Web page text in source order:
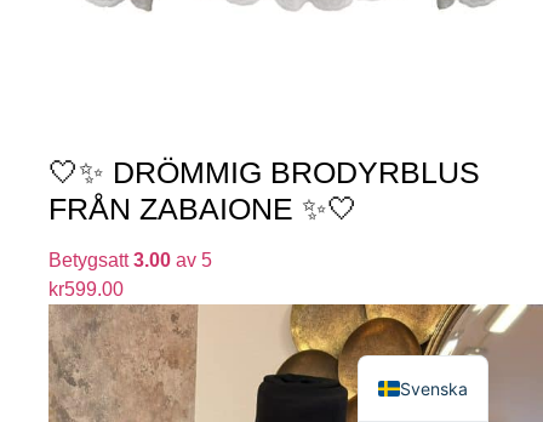
🤍✨ DRÖMMIG BRODYRBLUS
FRÅN ZABAIONE ✨🤍
Betygsatt3.00 av 5
kr599.00
Svenska
English